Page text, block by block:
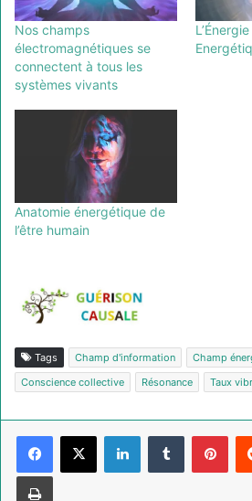
Nos champs
électromagnétiques se
connectent à tous les
systèmes vivants
Anatomie énergétique de
l’être humain
Tags Champ d'information Champ
Conscience collective
Résonance Taux
LinkedinTumblr
Imprimer